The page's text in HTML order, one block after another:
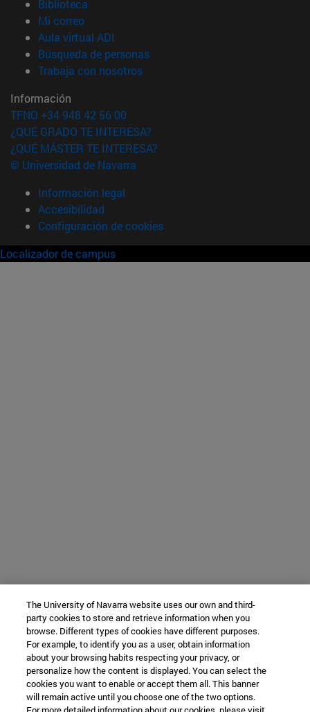
Biblioteca
Mi correo(abre en nueva ventana)
Aula virtual ADI
Búsqueda de personas(abre en nueva ventana)
Trabaja con nosotros(abre en nueva ventana)
Información
TFNO +34 948 42 56 00
¿QUÉ GRADO TE INTERESA?
¿QUÉ MÁSTER TE INTERESA?
© Universidad de Navarra
Información legal
Accesibilidad
Configuración de cookies
Localizador de campus
The University of Navarra website uses our own and third-
party cookies to store and retrieve information when you
browse. Different types of cookies have different purposes.
For example, to identify you as a user, obtain information
about your browsing habits respecting your privacy, or
personalize how the content is displayed. You can select the
cookies you want to enable or accept them all. This banner
will remain active until you choose one of the two options.